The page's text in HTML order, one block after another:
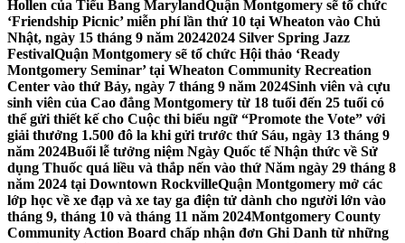
Hollen của Tiểu Bang MarylandQuận Montgomery sẽ tổ chức
‘Friendship Picnic’ miễn phí lần thứ 10 tại Wheaton vào Chủ
Nhật, ngày 15 tháng 9 năm 20242024 Silver Spring Jazz
FestivalQuận Montgomery sẽ tổ chức Hội thảo ‘Ready
Montgomery Seminar’ tại Wheaton Community Recreation
Center vào thứ Bảy, ngày 7 tháng 9 năm 2024Sinh viên và cựu
sinh viên của Cao đẳng Montgomery từ 18 tuổi đến 25 tuổi có
thể gửi thiết kế cho Cuộc thi biểu ngữ “Promote the Vote” với
giải thưởng 1.500 đô la khi gửi trước thứ Sáu, ngày 13 tháng 9
năm 2024Buổi lễ tưởng niệm Ngày Quốc tế Nhận thức về Sử
dụng Thuốc quá liều và thắp nến vào thứ Năm ngày 29 tháng 8
năm 2024 tại Downtown RockvilleQuận Montgomery mở các
lớp học về xe đạp và xe tay ga điện tử dành cho người lớn vào
tháng 9, tháng 10 và tháng 11 năm 2024Montgomery County
Community Action Board chấp nhận đơn Ghi Danh từ những